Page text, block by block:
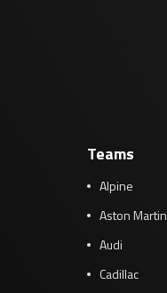
Teams
Alpine
Aston Martin
Audi
Cadillac